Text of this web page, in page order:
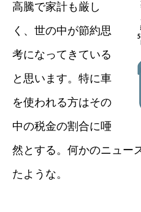
高騰で家計も厳し
く、世の中が節約思
考になってきている
と思います。特に車
を使われる方はその
中の税金の割合に唖
然とする。何かのニュー
たような。